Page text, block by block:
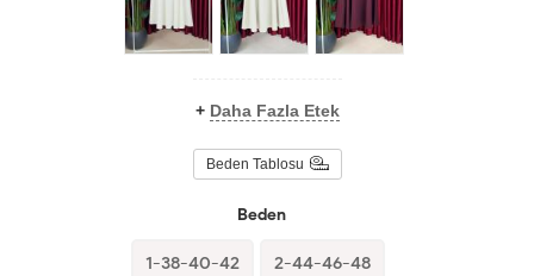
+ Daha Fazla Etek
Beden Tablosu
Beden
1-38-40-42 2-44-46-48